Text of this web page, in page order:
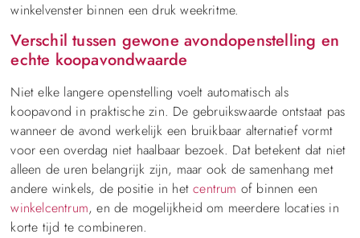
winkelvenster binnen een druk weekritme.
Verschil tussen gewone avondopenstelling en
echte koopavondwaarde
Niet elke langere openstelling voelt automatisch als
koopavond in praktische zin. De gebruikswaarde ontstaat pas
wanneer de avond werkelijk een bruikbaar alternatief vormt
voor een overdag niet haalbaar bezoek. Dat betekent dat niet
alleen de uren belangrijk zijn, maar ook de samenhang met
andere winkels, de positie in hetcentrum of binnen een
winkelcentrum, en de mogelijkheid om meerdere locaties in
korte tijd te combineren.